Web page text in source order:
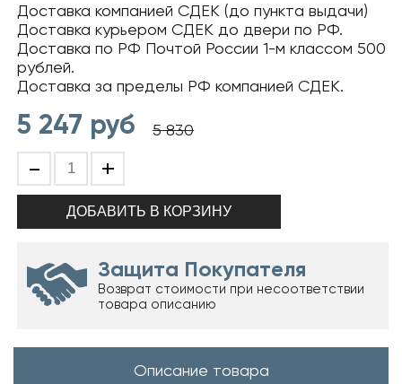
Доставка компанией СДЕК (до пункта выдачи)
Доставка курьером СДЕК до двери по РФ.
Доставка по РФ Почтой России 1-м классом 500
рублей.
Доставка за пределы РФ компанией СДЕК.
5 247 руб 5 830
- +
Защита Покупателя
Возврат стоимости при несоответствии
товара описанию
Описание товара